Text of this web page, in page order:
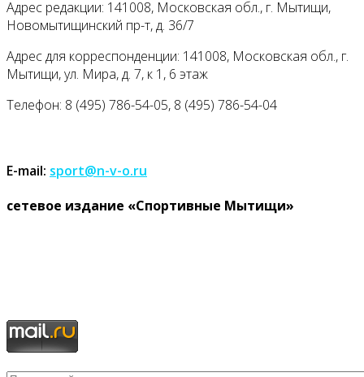
Адрес редакции: 141008, Московская обл., г. Мытищи,
Новомытищинский пр-т, д. 36/7
Адрес для корреспонденции: 141008, Московская обл., г.
Мытищи, ул. Мира, д. 7, к 1, 6 этаж
Телефон: 8 (495) 786-54-05, 8 (495) 786-54-04
E-mail: sport@n-v-o.ru
cетевое издание «Спортивные Мытищи»